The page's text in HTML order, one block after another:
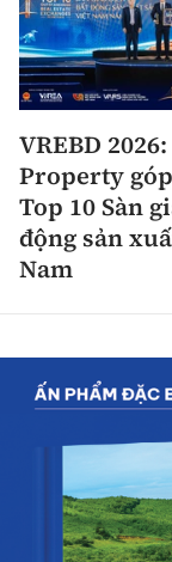
VREBD
Property
Top 10 Sàn
động sản
Nam